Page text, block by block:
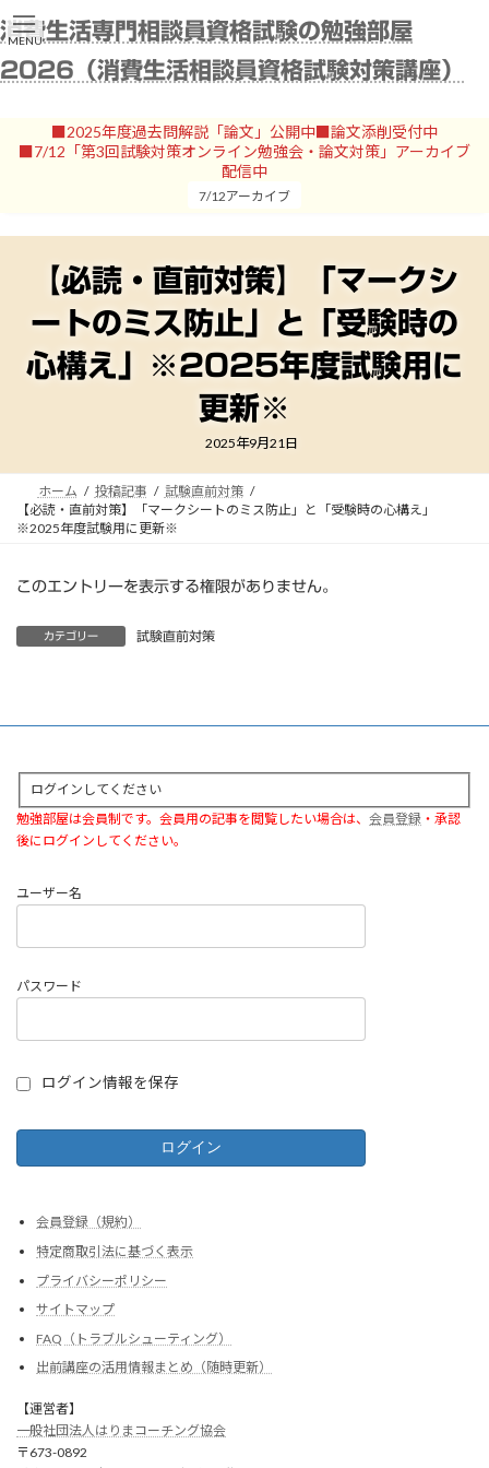
ン
ン
ビ
ー
消費生活専門相談員資格試験の勉強部屋
2026（消費生活相談員資格試験対策講座）
■2025年度過去問解説「論文」公開中■論文添削受付中
■7/12「第3回試験対策オンライン勉強会・論文対策」アーカイブ
配信中
7/12アーカイブ
【必読・直前対策】「マークシ
ートのミス防止」と「受験時の
心構え」※2025年度試験用に
更新※
2025年9月21日
ホーム 投稿記事
試験直前対策
【必読・直前対策】「マークシートのミス防止」と「受験時の心構え」
※2025年度試験用に更新※
このエントリーを表示する権限がありません。
カテゴリー 試験直前対策
ログインしてください
勉強部屋は会員制です。会員用の記事を閲覧したい場合は、 会員登録 ・承認
後にログインしてください。
ユーザー名
パスワード
ログイン情報を保存
会員登録（規約）
特定商取引法に基づく表示
プライバシーポリシー
サイトマップ
FAQ（トラブルシューティング）
出前講座の活用情報まとめ（随時更新）
【運営者】
一般社団法人はりまコーチング協会
〒673-0892
MENU